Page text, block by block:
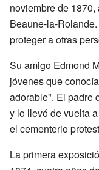
noviembre de
Beaune-la-
proteger a otras
Su amigo Edmond
jóvenes que
adorable". El padre
y lo llevó de vuelta
el cementerio
La primera